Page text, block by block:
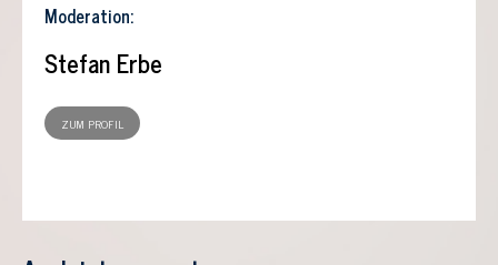
Moderation:
Stefan Erbe
ZUM PROFIL